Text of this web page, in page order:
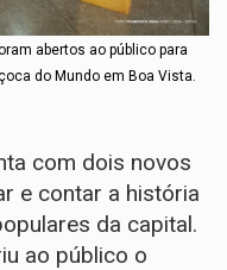
abertos ao público para
do Mundo em Boa Vista.
com dois novos
e contar a história
da capital.
ao público o